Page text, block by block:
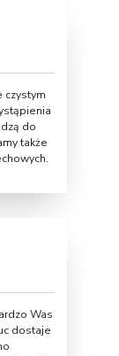
czystym
do
także
Was
dostaje